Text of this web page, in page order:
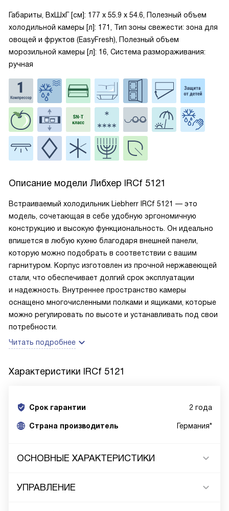
Габариты, ВxШxГ [см]: 177 х 55.9 х 54.6, Полезный объем
холодильной камеры [л]: 171, Тип зоны свежести: зона для
овощей и фруктов (EasyFresh), Полезный объем
морозильной камеры [л]: 16, Система размораживания:
ручная
Описание модели Либхер IRCf 5121
Встраиваемый холодильник Liebherr IRCf 5121 — это
модель, сочетающая в себе удобную эргономичную
конструкцию и высокую функциональность. Он идеально
впишется в любую кухню благодаря внешней панели,
которую можно подобрать в соответствии с вашим
гарнитуром. Корпус изготовлен из прочной нержавеющей
стали, что обеспечивает долгий срок эксплуатации
и надежность. Внутреннее пространство камеры
оснащено многочисленными полками и ящиками, которые
можно регулировать по высоте и устанавливать под свои
потребности.
Читать подробнее
Характеристики IRCf 5121
Срок гарантии 2 года
Cтрана производитель Германия*
ОСНОВНЫЕ ХАРАКТЕРИСТИКИ
УПРАВЛЕНИЕ